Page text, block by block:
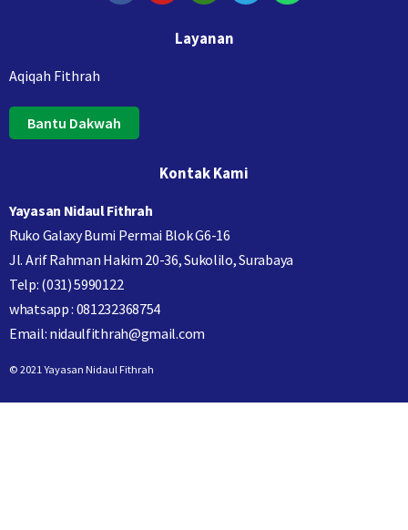
Layanan
Aqiqah Fithrah
Bantu Dakwah
Kontak Kami
Yayasan Nidaul Fithrah
Ruko Galaxy Bumi Permai Blok G6-16
Jl. Arif Rahman Hakim 20-36, Sukolilo, Surabaya
Telp: (031) 5990122
whatsapp : 081232368754
Email: nidaulfithrah@gmail.com
© 2021 Yayasan Nidaul Fithrah